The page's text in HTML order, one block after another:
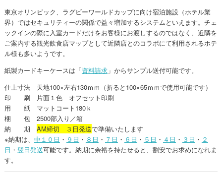
東京オリンピック、ラグビーワールドカップに向け宿泊施設（ホテル業
界）ではセキュリティーの関係で益々増加するシステムといえます。チェ
ックインの際に入室カードだけをお客様にお渡しするのではなく、近隣を
ご案内する観光飲食店マップとして近隣店とのコラボにて利用されるホテ
ル様も多いようです。
紙製カードキーケースは「資料請求」からサンプル送付可能です。
仕上寸法 天地100×左右130ｍｍ（折ると100×65ｍｍで使用可能です）
印 刷 片面１色 オフセット印刷
用 紙 マットコート180ｋ
梱 包 2500部入り／箱
納 期 AM締切 ３日発送で準備いたします
※納期は、 中１０日 ・ ９日 ・ ８日 ・ ７日 ・ ６日 ・ ５日 ・ ４日 ・ ３日 ・ ２
日 ・ 翌日発送可能です。納期に余裕を持たせると、割安でお求めになれま
す。